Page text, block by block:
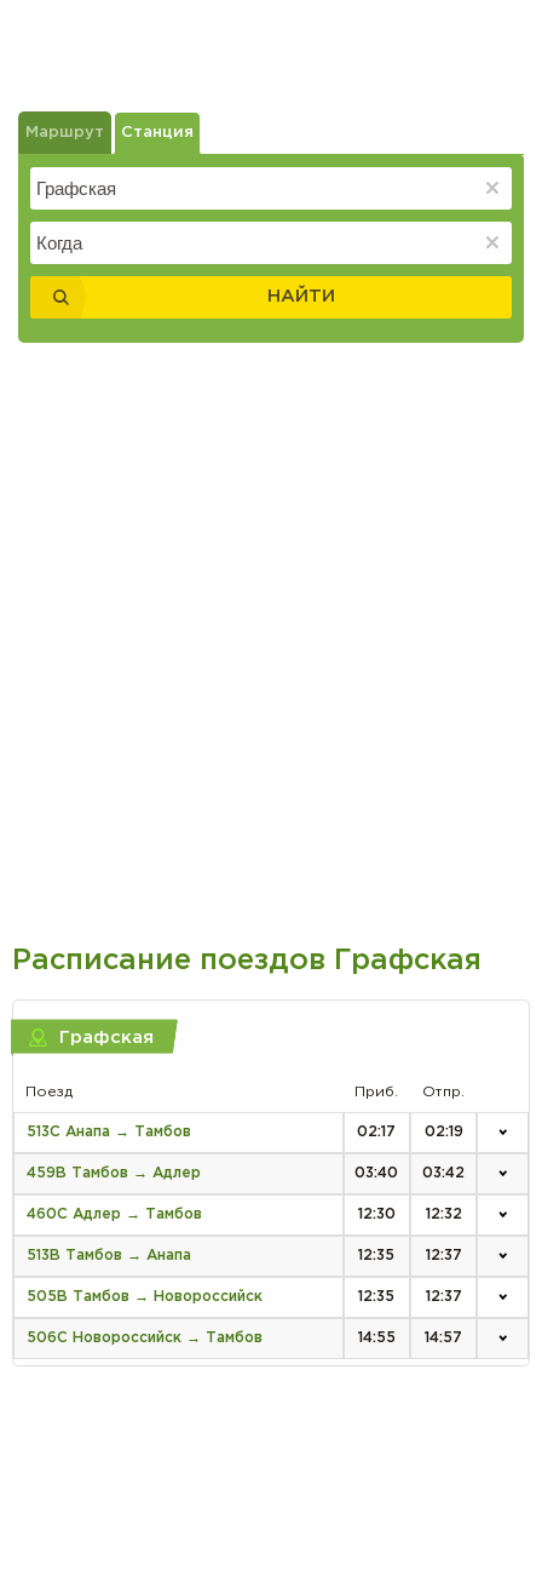
Маршрут Станция
НАЙТИ
Расписание поездов Графская
Графская
Поезд Приб. Отпр.
513С Анапа → Тамбов 02:17 02:19
459В Тамбов → Адлер 03:40 03:42
460С Адлер → Тамбов 12:30 12:32
513В Тамбов → Анапа 12:35 12:37
505В Тамбов → Новороссийск 12:35 12:37
506С Новороссийск → Тамбов 14:55 14:57